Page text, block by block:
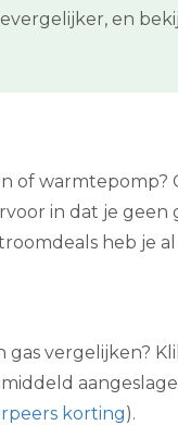
en
of warmtepomp?
in dat je geen
heb je
vergelijken?
korting).